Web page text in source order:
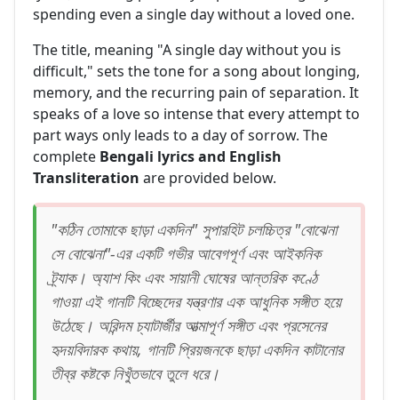
spending even a single day without a loved one.
The title, meaning "A single day without you is
difficult," sets the tone for a song about longing,
memory, and the recurring pain of separation. It
speaks of a love so intense that every attempt to
part ways only leads to a day of sorrow. The
complete Bengali lyrics and English
Transliteration are provided below.
"কঠিন তোমাকে ছাড়া একদিন" সুপারহিট চলচ্চিত্র "বোঝেনা
সে বোঝেনা"-এর একটি গভীর আবেগপূর্ণ এবং আইকনিক
ট্র্যাক। অ্যাশ কিং এবং সায়ানী ঘোষের আন্তরিক কণ্ঠে
গাওয়া এই গানটি বিচ্ছেদের যন্ত্রণার এক আধুনিক সঙ্গীত হয়ে
উঠেছে। অরিন্দম চ্যাটার্জীর আত্মাপূর্ণ সঙ্গীত এবং প্রসেনের
হৃদয়বিদারক কথায়, গানটি প্রিয়জনকে ছাড়া একদিন কাটানোর
তীব্র কষ্টকে নিখুঁতভাবে তুলে ধরে।